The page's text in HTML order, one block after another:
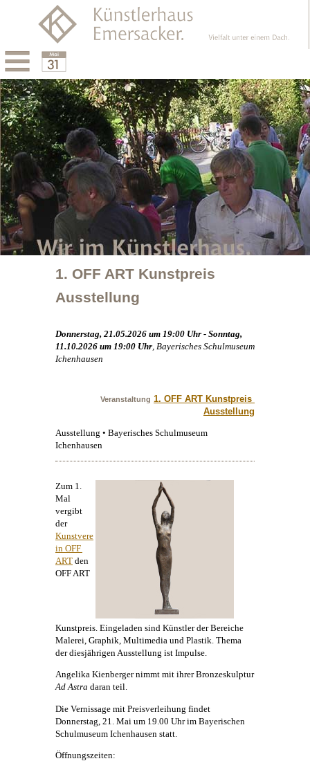
1. OFF ART Kunstpreis
Ausstellung
Donnerstag, 21.05.2026 um 19:00 Uhr - Sonntag,
11.10.2026 um 19:00 Uhr , Bayerisches Schulmuseum
Ichenhausen
Veranstaltung 1. OFF ART Kunstpreis
Ausstellung
Ausstellung • Bayerisches Schulmuseum
Ichenhausen
Zum 1.
Mal
vergibt
der
Kunstvere
in OFF
ART den
OFF ART
Kunstpreis. Eingeladen sind Künstler der Bereiche
Malerei , Graphik, Multimedia und Plastik. Thema
der diesjährigen Ausstellung ist Impulse.
Angelika Kienbergernimmt mit ihrer Bronzeskulptur
Ad Astra daran teil.
Die Vernissage mit Preisverleihung findet
Donnerstag, 21. Mai um 19.00 Uhr im Bayerischen
Schulmuseum Ichenhausen statt.
Öffnungszeiten: